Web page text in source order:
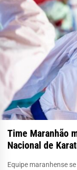
Time Maranhão
Nacional de
Equipe maranhense